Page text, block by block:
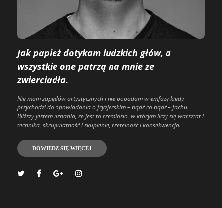
Jak papież dotykam ludzkich głów, a
wszystkie one patrzą na mnie ze
zwierciadła.
Nie mam zapędów artystycznych i nie popadam w emfazę kiedy
przychodzi do opowiadania o fryzjerskim – bądź co bądź – fachu.
Bliższy jestem uznania, że jest to rzemiosło, w którym liczy się warsztat i
technika, skrupulatność i skupienie, rzetelność i konsekwencja.
DOWIEDZ SIĘ WIĘCEJ